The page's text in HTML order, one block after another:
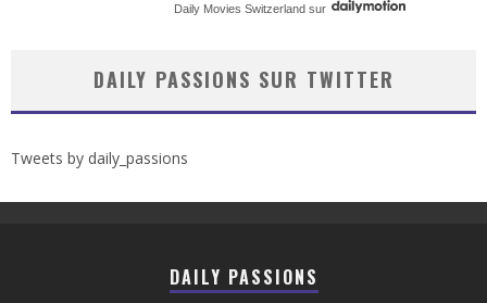
Daily Movies Switzerland sur
DAILY PASSIONS SUR TWITTER
Tweets by daily_passions
DAILY PASSIONS